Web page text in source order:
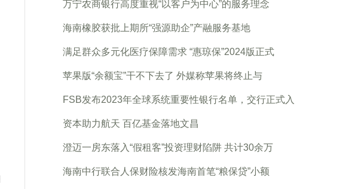
万宁农商银行高度重视“以客户为中心”的服务理念
海南橡胶获批上期所“强源助企”产融服务基地
满足群众多元化医疗保障需求 “惠琼保”2024版正式
苹果版“余额宝”干不下去了 外媒称苹果将终止与
FSB发布2023年全球系统重要性银行名单，交行正式入
资本助力航天 百亿基金落地文昌
澄迈一房东落入“假租客”投资理财陷阱 共计30余万
海南中行联合人保财险核发海南首笔“粮保贷”小额